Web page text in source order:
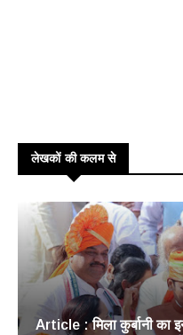
लेखकों की कलम से
Article : मिला कुर्बानी का